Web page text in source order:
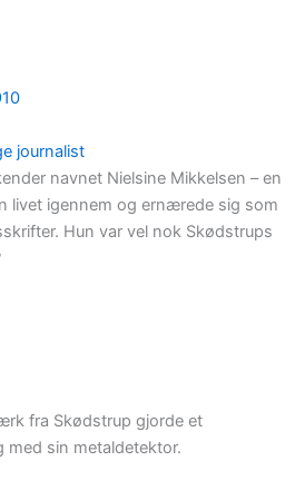
journalist
navnet Nielsine Mikkelsen – en
livet igennem og ernærede sig som
Hun var vel nok Skødstrups
fra Skødstrup gjorde et
sin metaldetektor.